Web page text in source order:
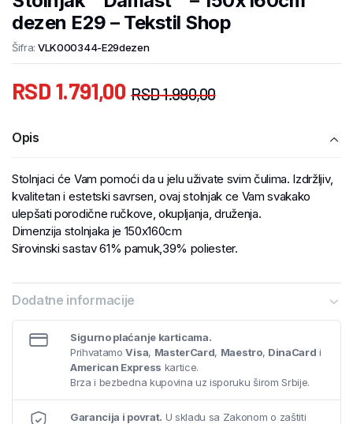
dezen E29 – Tekstil Shop
Šifra: VLK000344-E29dezen
RSD1.990,00
RSD 1.791,00
Opis
Stolnjaci će Vam pomoći da u jelu uživate svim čulima. Izdržljiv,
kvalitetan i estetski savrsen, ovaj stolnjak ce Vam svakako
ulepšati porodične ručkove, okupljanja, druženja.
Dimenzija stolnjaka je 150x160cm
Sirovinski sastav 61% pamuk,39% poliester.
Dodatne informacije
Sigurno plaćanje karticama.
PrihvatamoVisa, MasterCard, Maestro, DinaCard i
American Express kartice.
Brza i bezbedna kupovina uz isporuku širom Srbije.
Garancija i povrat. U skladu sa Zakonom o zaštiti